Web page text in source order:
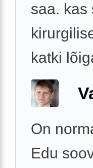
saa. kas
katki
On
Edu